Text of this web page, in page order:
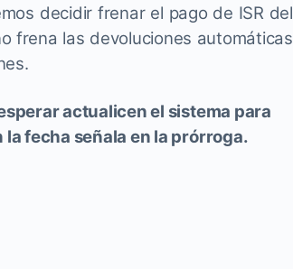
decidir frenar el pago de ISR del
frena las devoluciones automáticas
actualicen el sistema para
fecha señala en la prórroga.